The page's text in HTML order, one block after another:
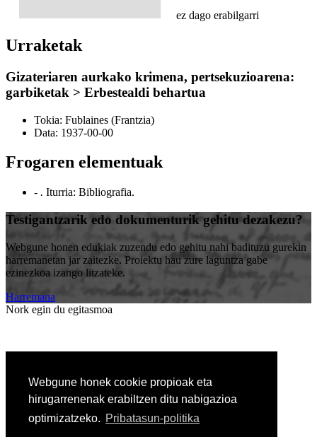
Webgune honek cookie propioak eta
hirugarrenenak erabiltzen ditu nabigazioa
optimizatzeko. Pribatasun-politika
ez dago erabilgarri
Urraketak
Gizateriaren aurkako krimena, pertsekuzioarena:
garbiketak > Erbestealdi behartua
Tokia: Fublaines (Frantzia)
Data: 1937-00-00
Frogaren elementuak
- . Iturria: Bibliografia.
Testigantzarik edo dokumenturik gehitu dezakezu?
Webgune honen edukiak zuzendu edo gehitu nahi badituzu gurekin
harremanetan jar zaitezke. Proiektu hau zure laguntza gabe
ezinezkoa izango litzateke.
Harremana
Nork egin du egitasmoa
Erakunde laguntzailea